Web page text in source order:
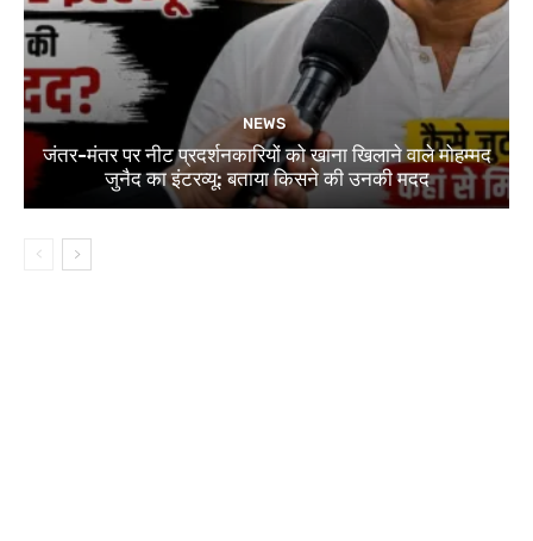
NEWS
जंतर-मंतर पर नीट प्रदर्शनकारियों को खाना खिलाने वाले मोहम्मद
जुनैद का इंटरव्यू: बताया किसने की उनकी मदद